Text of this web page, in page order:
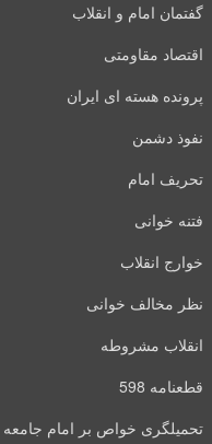
گفتمان امام و انقلاب
اقتصاد مقاومتی
پرونده هسته ای ایران
نفوذ دشمن
تحریف امام
فتنه خوانی
خوارج انقلاب
نظر مخالف خوانی
انقلاب مشروطه
قطعنامه 598
تحمیلگری خواص بر امام جامعه